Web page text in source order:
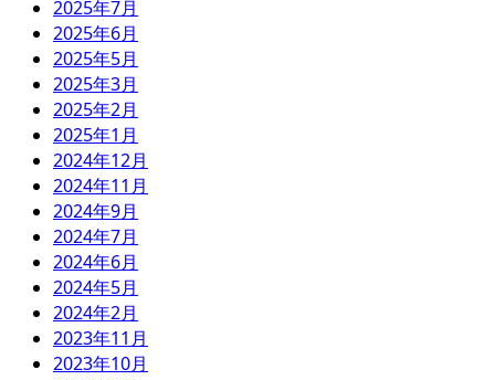
2025年7月
2025年6月
2025年5月
2025年3月
2025年2月
2025年1月
2024年12月
2024年11月
2024年9月
2024年7月
2024年6月
2024年5月
2024年2月
2023年11月
2023年10月